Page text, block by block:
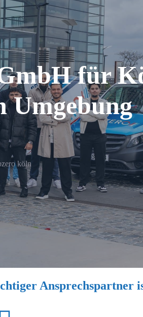
für
Umgebung
Ansprechspartner